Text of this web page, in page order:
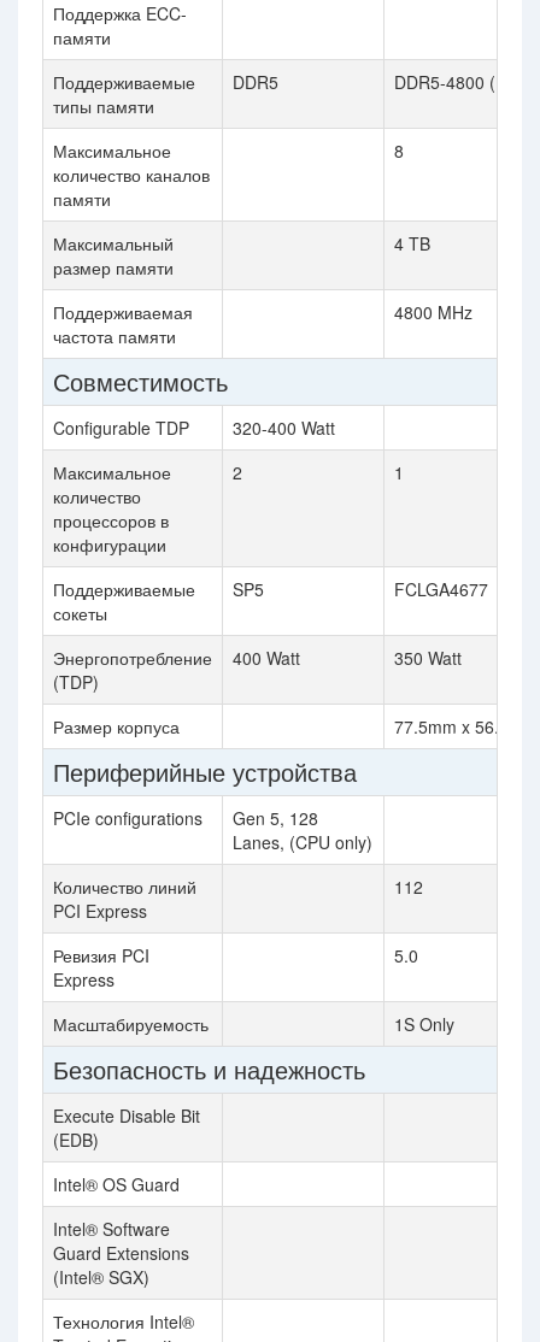
Поддержка ECC-
памяти
Поддерживаемые
типы памяти
DDR5 DDR5-4800 (MT/s)
Максимальное
количество каналов
памяти
8
Максимальный
размер памяти
4 TB
Поддерживаемая
частота памяти
4800 MHz
Совместимость
Configurable TDP
320-400 Watt
Максимальное
количество
процессоров в
конфигурации
2 1
Поддерживаемые
сокеты
SP5 FCLGA4677
Энергопотребление
(TDP)
400 Watt 350 Watt
Размер корпуса 77.5mm x 56.5mm
Периферийные устройства
PCIe configurations
Gen 5, 128
Lanes, (CPU only)
Количество линий
PCI Express
112
Ревизия PCI
Express
5.0
Масштабируемость 1S Only
Безопасность и надежность
Execute Disable Bit
(EDB)
Intel® OS Guard
Intel® Software
Guard Extensions
(Intel® SGX)
Технология Intel®